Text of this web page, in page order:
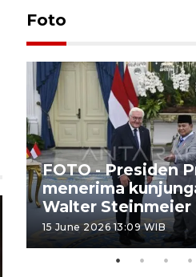
Foto
FOTO - Presiden
menerima
Walter Steinmeier
15 June 2026 13:09 WIB